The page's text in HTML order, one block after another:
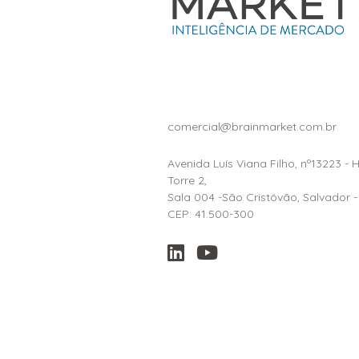
comercial@brainmarket.com.br
Avenida Luís Viana Filho, nº13223 -
Torre 2,
Sala 004 -São Cristóvão, Salvador -
CEP: 41.500-300